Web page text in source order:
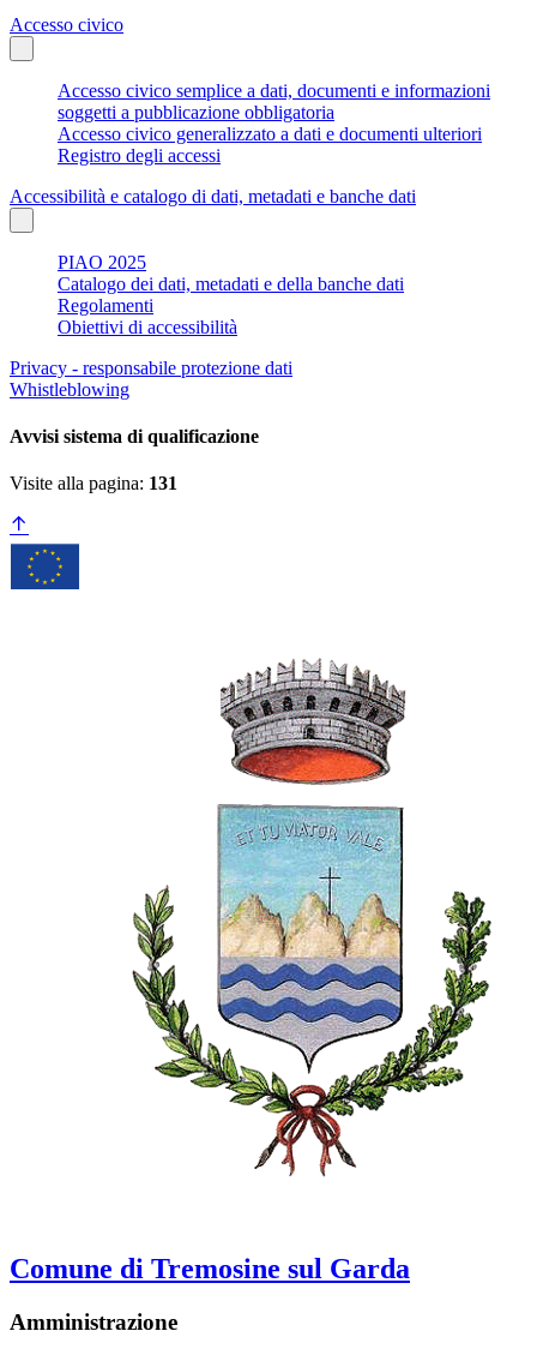
Accesso civico
Accesso civico semplice a dati, documenti e informazioni
soggetti a pubblicazione obbligatoria
Accesso civico generalizzato a dati e documenti ulteriori
Registro degli accessi
Accessibilità e catalogo di dati, metadati e banche dati
PIAO 2025
Catalogo dei dati, metadati e della banche dati
Regolamenti
Obiettivi di accessibilità
Privacy - responsabile protezione dati
Whistleblowing
Avvisi sistema di qualificazione
Visite alla pagina: 131
Comune di Tremosine sul Garda
Amministrazione